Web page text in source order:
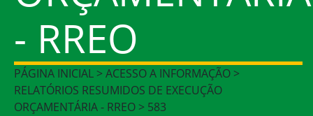
- RREO
PÁGINA INICIAL > ACESSO A INFORMAÇÃO >
RELATÓRIOS RESUMIDOS DE EXECUÇÃO
ORÇAMENTÁRIA - RREO > 583